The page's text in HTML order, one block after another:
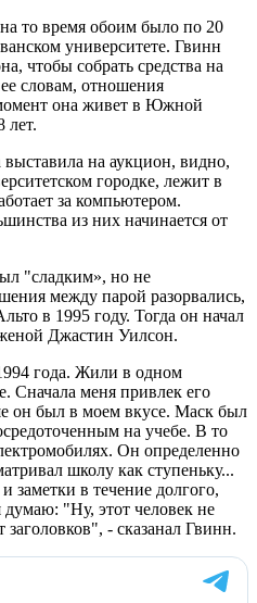
то время обоим было по 20
университете. Гвинн
чтобы собрать средства на
словам, отношения
она живет в Южной
на аукцион, видно,
городке, лежит в
за компьютером.
из них начинается от
"сладким», но не
между парой разорвались,
в 1995 году. Тогда он начал
Джастин Уилсон.
года. Жили в одном
Сначала меня привлек его
он был в моем вкусе. Маск был
на учебе. В то
Он определенно
школу как ступеньку...
в течение долгого,
думаю: "Ну, этот человек не
заголовков", - сказанал Гвинн.